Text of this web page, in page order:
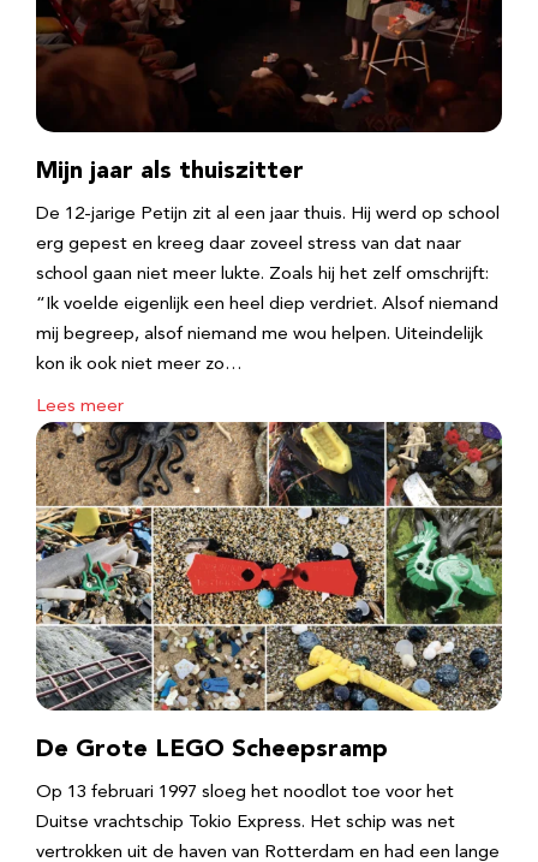
Mijn jaar als thuiszitter
De 12-jarige Petijn zit al een jaar thuis. Hij werd op school
erg gepest en kreeg daar zoveel stress van dat naar
school gaan niet meer lukte. Zoals hij het zelf omschrijft:
“Ik voelde eigenlijk een heel diep verdriet. Alsof niemand
mij begreep, alsof niemand me wou helpen. Uiteindelijk
kon ik ook niet meer zo…
Lees meer
De Grote LEGO Scheepsramp
Op 13 februari 1997 sloeg het noodlot toe voor het
Duitse vrachtschip Tokio Express. Het schip was net
vertrokken uit de haven van Rotterdam en had een lange